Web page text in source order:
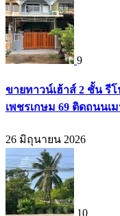
9
ขายทาวน์เฮ้าส์ 2 ชั้น รี
เพชรเกษม 69 ติดถนนเ
26 มิถุนายน 2026
10